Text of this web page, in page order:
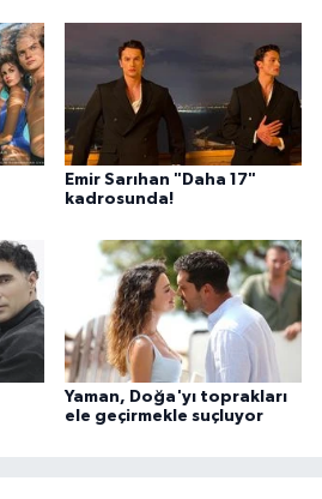
Emir Sarıhan "Daha 17"
kadrosunda!
Yaman, Doğa'yı toprakları
ele geçirmekle suçluyor